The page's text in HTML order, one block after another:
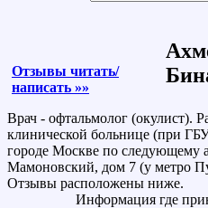
Отзывы читать/
написать »»
Врач - офтальмолог (окулист).
клинической больнице (при
городе Москве по следующему
Мамоновский, дом 7 (у метро
Отзывы расположены ниже.
Информация где